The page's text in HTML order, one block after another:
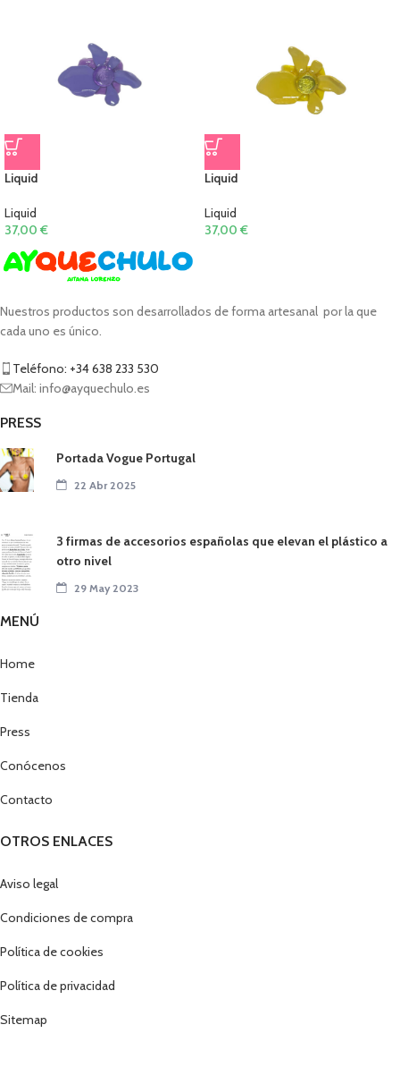
Liquid
Liquid
37,00 €
Liquid
Liquid
37,00 €
Nuestros productos son desarrollados de forma artesanal por la que
cada uno es único.
Teléfono: +34 638 233 530
Mail: info@ayquechulo.es
PRESS
Portada Vogue Portugal
22 Abr 2025
3 firmas de accesorios españolas que elevan el plástico a
otro nivel
29 May 2023
MENÚ
Home
Tienda
Press
Conócenos
Contacto
OTROS ENLACES
Aviso legal
Condiciones de compra
Política de cookies
Política de privacidad
Sitemap